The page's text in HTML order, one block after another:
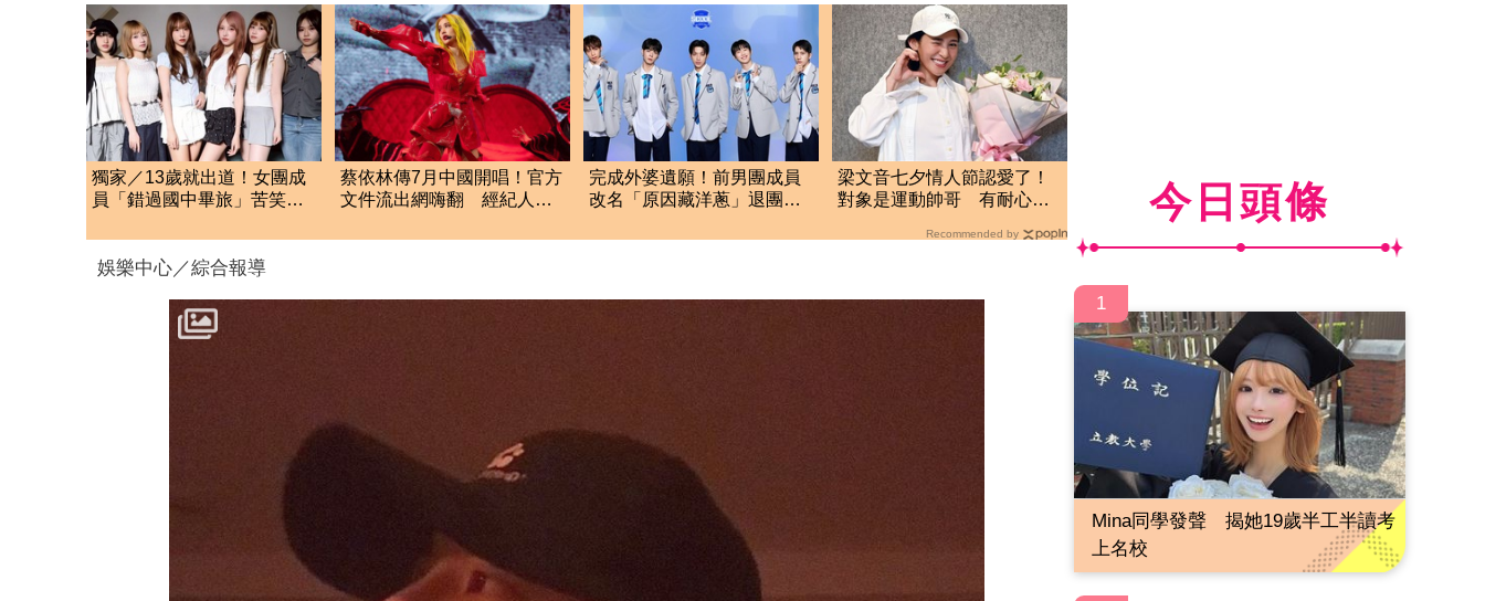
獨家／13歲就出道！女團成
員「錯過國中畢旅」苦笑
蔡依林傳7月中國開唱！官方
文件流出網嗨翻 經紀人鬆
完成外婆遺願！前男團成員
改名「原因藏洋蔥」退團現
梁文音七夕情人節認愛了！
對象是運動帥哥 有耐心的
Recommended by
娛樂中心／綜合報導
今日頭條
1
Mina同學發聲 揭她19歲半工半讀考
上名校